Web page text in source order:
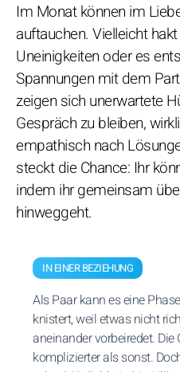
Im Monat können im
auftauchen. Vielleicht
Uneinigkeiten oder es
Spannungen mit dem
zeigen sich unerwartete
Gespräch zu bleiben,
empathisch nach
steckt die Chance: Ihr
indem ihr gemeinsam
hinweggeht.
IN EINER BEZIEHUNG
Als Paar kann es eine
knistert, weil etwas nicht
aneinander vorbeiredet.
komplizierter als sonst.